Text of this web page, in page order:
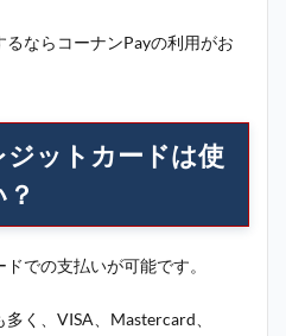
ならコーナンPayの利用がお
ジットカードは使
での支払いが可能です。
く、VISA、Mastercard、